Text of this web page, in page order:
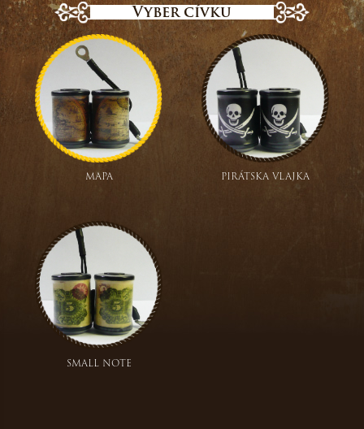
Vyber cívku
mapa pirátska vlajka
small note